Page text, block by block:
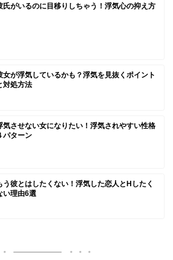
氏がいるのに目移りしちゃう！浮気心の抑え方
女が浮気しているかも？浮気を見抜くポイント
対処方法
気させない女になりたい！浮気されやすい性格
パターン
う彼とはしたくない！浮気した恋人とHしたく
い理由6選